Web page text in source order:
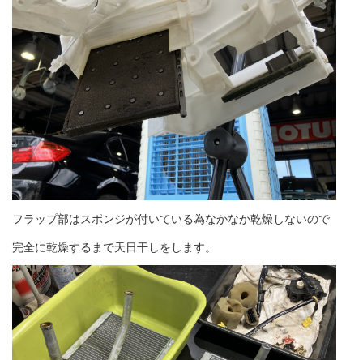
フラップ部はスポンジが付いている為なかなか乾燥しないので
完全に乾燥するまで天日干しをします。